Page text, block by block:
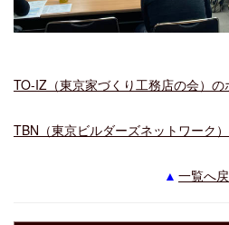
TO-IZ（東京家づくり工務店の会）の
TBN（東京ビルダーズネットワーク
一覧へ